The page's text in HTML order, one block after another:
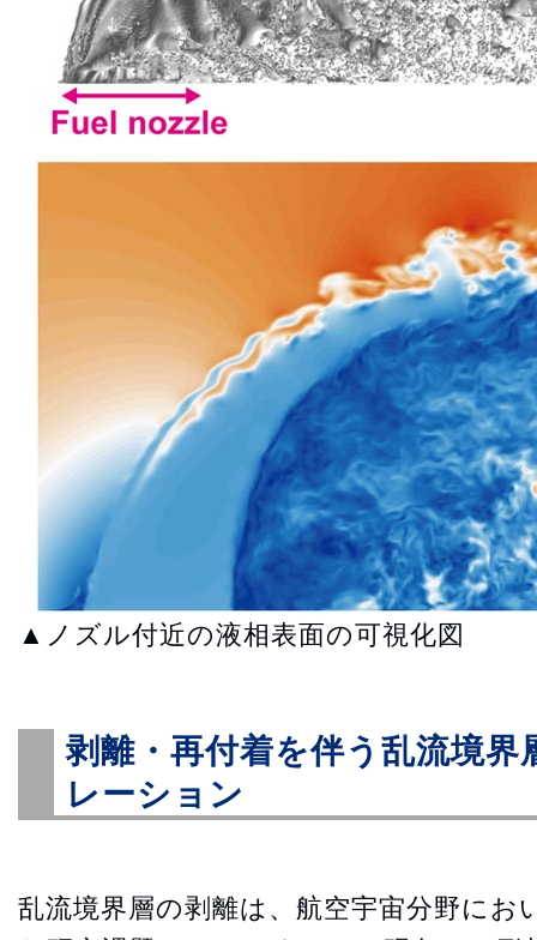
▲ノズル付近の液相表面の可視化図
剥離・再付着を伴う乱流境界
レーション
乱流境界層の剥離は、航空宇宙分野に